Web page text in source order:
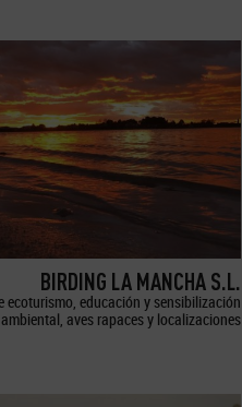
BIRDING LA MANCHA S.L.
ecoturismo, educación y sensibilización
ambiental, aves rapaces y localizaciones